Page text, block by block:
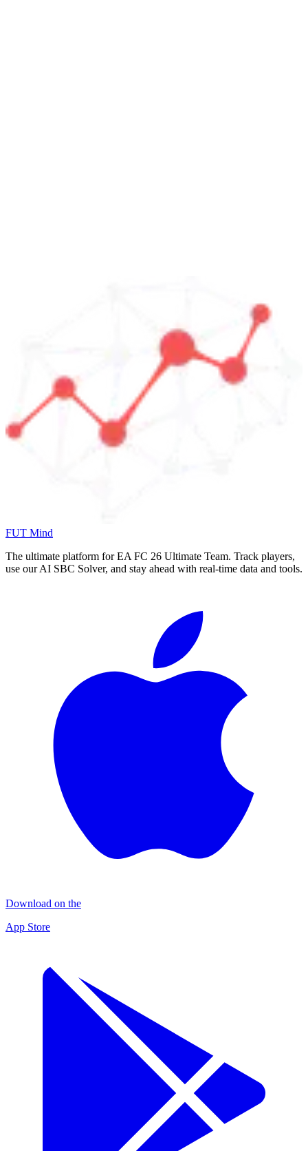
FUT Mind
The ultimate platform for EA FC 26 Ultimate Team. Track players,
use our AI SBC Solver, and stay ahead with real-time data and tools.
Download on the
App Store